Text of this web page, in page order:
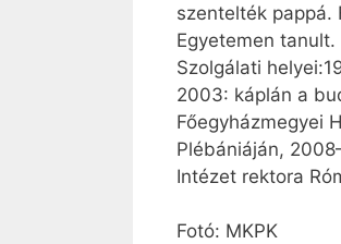
szentelték pappá.
Egyetemen tanult.
Szolgálati
2003: káplán a
Főegyházmegyei
Plébániáján,
Intézet rektora
Fotó: MKPK